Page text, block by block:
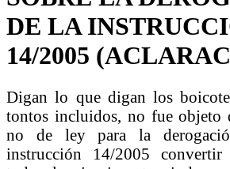
DE LA
14/2005
Digan lo que digan los
tontos incluidos, no fue objeto
no de ley para la
instrucción 14/2005